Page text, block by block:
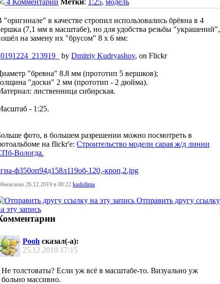
"оригинале" в качестве стропил использовались брёвна в 4
(7,1 мм в масштабе), но для удобства резьбы "украшений",
на замену их "брусом" 8 х 6 мм:
by Dmitriy Kudryashov, on Flickr
"бревна" 8.8 мм (прототип 5 вершков);
"доски" 2 мм (прототип - 2 дюйма).
лиственница сибирская.
- 1:25.
фото, в большем разрешении можно посмотреть в
на flickr'е: Строительство модели сарая ж/д линии
Вологда.
ф350оп94д158л119об-120,-кроп,2.jpg
26.12.2019 в 00:22 kudrdima
Отправить другу ссылку
эту запись
Poohсказал(-а):
25.12.2019 17:15
Не толстоваты? Если уж всё в масштабе-то. Визуально уж
больно массивно.